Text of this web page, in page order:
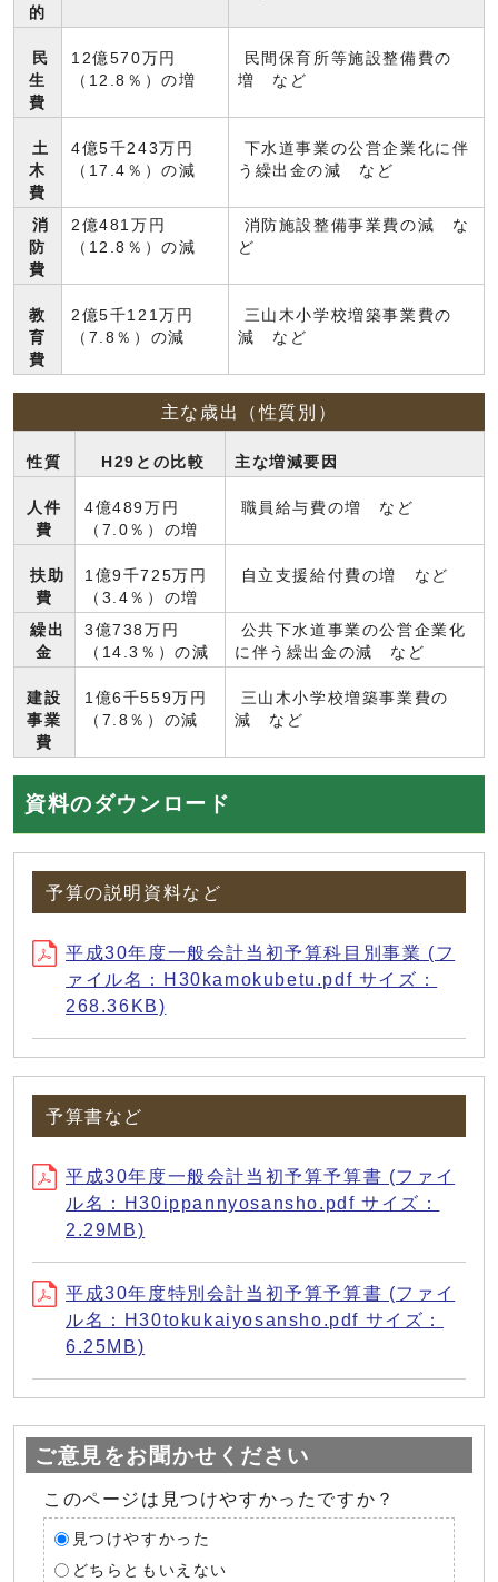
的
民
生
費
12億570万円
（12.8％）の増
民間保育所等施設整備費の
増 など
土
木
費
4億5千243万円
（17.4％）の減
下水道事業の公営企業化に伴
う繰出金の減 など
消
防
費
2億481万円
（12.8％）の減
消防施設整備事業費の減 な
ど
教
育
費
2億5千121万円
（7.8％）の減
三山木小学校増築事業費の
減 など
主な歳出（性質別）
性質 H29との比較 主な増減要因
人件
費
4億489万円
（7.0％）の増
職員給与費の増 など
扶助
費
1億9千725万円
（3.4％）の増
自立支援給付費の増 など
繰出
金
3億738万円
（14.3％）の減
公共下水道事業の公営企業化
に伴う繰出金の減 など
建設
事業
費
1億6千559万円
（7.8％）の減
三山木小学校増築事業費の
減 など
資料のダウンロード
予算の説明資料など
平成30年度一般会計当初予算科目別事業 (フ
ァイル名：H30kamokubetu.pdf サイズ：
268.36KB)
予算書など
平成30年度一般会計当初予算予算書 (ファイ
ル名：H30ippannyosansho.pdf サイズ：
2.29MB)
平成30年度特別会計当初予算予算書 (ファイ
ル名：H30tokukaiyosansho.pdf サイズ：
6.25MB)
ご意見をお聞かせください
このページは見つけやすかったですか？
見つけやすかった
どちらともいえない